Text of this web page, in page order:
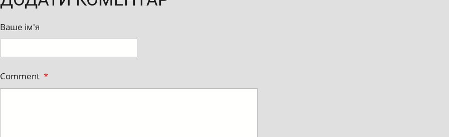
Ваше ім'я
Comment *